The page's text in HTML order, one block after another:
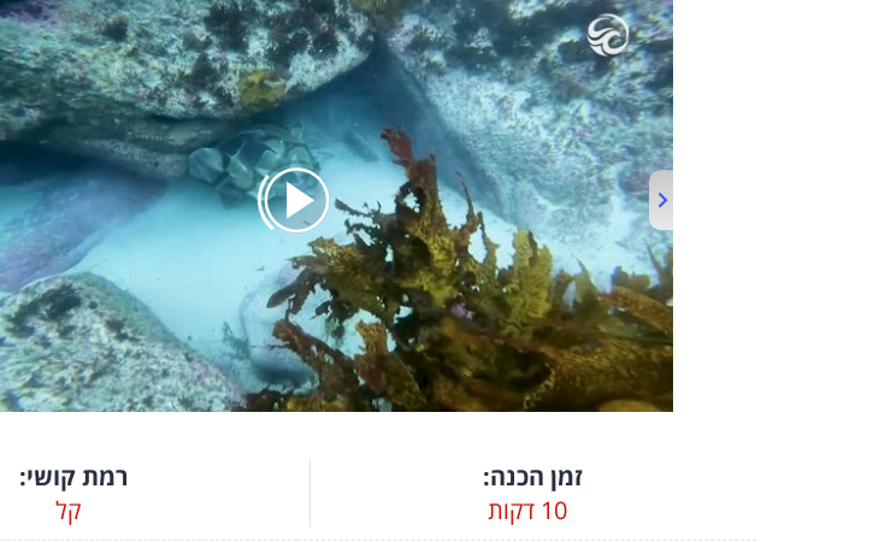
00:00/02:34
זמן הכנה:
10 דקות
רמת קושי:
קל